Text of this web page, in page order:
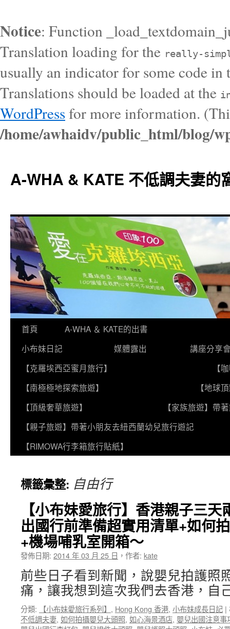
Notice: Function
Translation loading for the really-
usually an indicator for some code
Translations should be loaded at the
WordPressfor more information.
/home/awhaidv/public_html/blog/
A-WHA & KATE 不低調夫妻的
跳首頁
A-WHA ＆ KATE的出書
小布妹日記
媒體露出
講座分享
【克羅埃西亞蜜月旅行】
【
【南極極地探索旅遊】
【地球
【頂級奢華旅遊】
【家族旅遊】帶
【親子旅遊】帶著小朋友去紐西蘭幼兒旅行遊記
【RIMOWA行李箱旅行貼紙】
標籤彙整: 自由行
【小布妹愛旅行】香港親子三
出國行前準備超實用清單+如何
+機場哺乳室開箱～
發佈日期: 2014 年 03 月 25 日 ， 作者: kate
前些日子看到新聞，說嬰兒拍護照
痛，讓我想到這次我們去香港，
分類: 【小布妹愛旅行系列】 , Hong Kong 香港, 小布妹成長日記 |
不低調夫妻, 如何拍攝嬰兒大頭照, 如心海景酒店, 嬰兒出國注意事